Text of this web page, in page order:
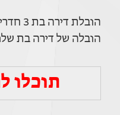
הובלת דירה בת 3 חדרים באזור יהוד - זה מה שאנחנו יודעים לעשות! ומצויין!
הובלה של דירה בת
תוכלו